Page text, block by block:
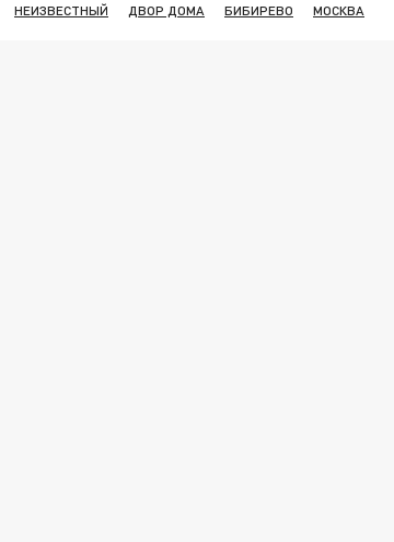
НЕИЗВЕСТНЫЙ ДВОР ДОМА БИБИРЕВО МОСКВА